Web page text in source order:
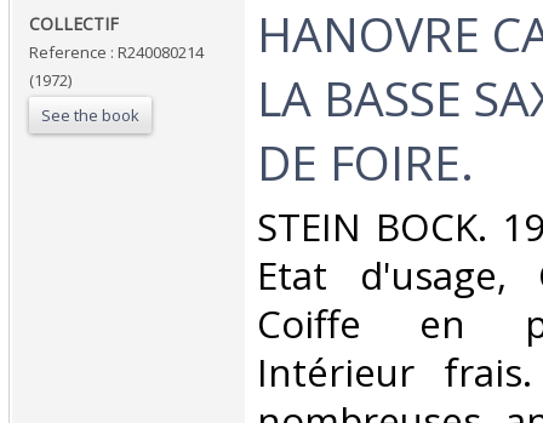
‎COLLECTIF‎
Reference : R240080214
(1972)
See the book
‎HANOVRE
LA BASSE
DE FOIRE.‎
‎STEIN BOCK.
Etat d'usage,
Coiffe en
Intérieur